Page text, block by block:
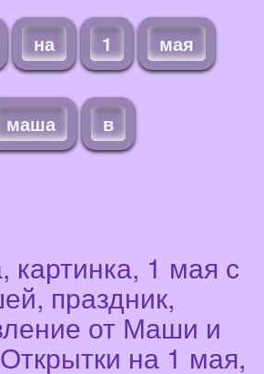
на 1 мая
маша в
картинка, 1 мая с
праздник,
от Маши и
на 1 мая,